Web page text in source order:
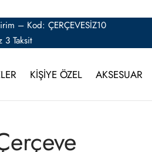
– Kod: ÇERÇEVESİZ10
3 Taksit
KİŞİYE ÖZEL AKSESUAR